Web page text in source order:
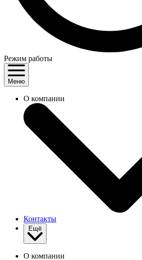
Режим работы
Меню
О компании
Контакты
О компании